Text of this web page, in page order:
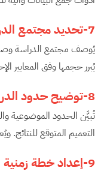
7-تحديد مجتمع الدراسة والعينة
يُوصف مجتمع الدراسة وصفًا
يُبرر حجمها وفق المعايير
8-توضيح حدود الدراسة
تُبيَّن الحدود الموضوعية
التعميم المتوقع للنتائج.
9-إعداد خطة زمنية للتنفيذ